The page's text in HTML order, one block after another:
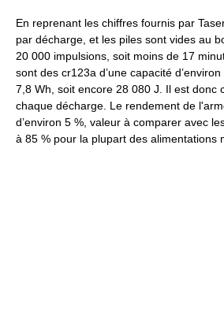
En reprenant les chiffres fournis par
par décharge, et les piles sont vides au
20 000 impulsions , soit moins de 17
sont des cr123a d’une capacité d’environ
7,8 Wh , soit encore 28 080 J . Il est donc
chaque décharge. Le rendement de
d’environ 5 %, valeur à comparer avec
à 85 % pour la plupart des alimentations